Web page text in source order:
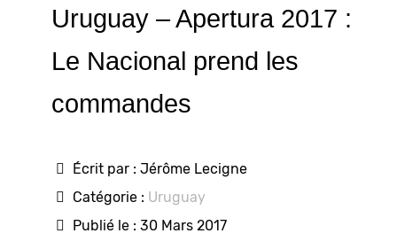
Uruguay – Apertura 2017 :
Le Nacional prend les
commandes
Écrit par : Jérôme Lecigne
Catégorie : Uruguay
Publié le : 30 Mars 2017